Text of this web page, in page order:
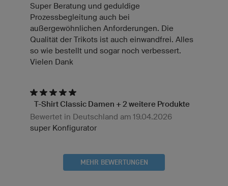
Super Beratung und geduldige
Prozessbegleitung auch bei
außergewöhnlichen Anforderungen. Die
Qualität der Trikots ist auch einwandfrei. Alles
so wie bestellt und sogar noch verbessert.
Vielen Dank
T-Shirt Classic Damen + 2 weitere Produkte
Bewertet in Deutschland am 19.04.2026
super Konfigurator
MEHR BEWERTUNGEN